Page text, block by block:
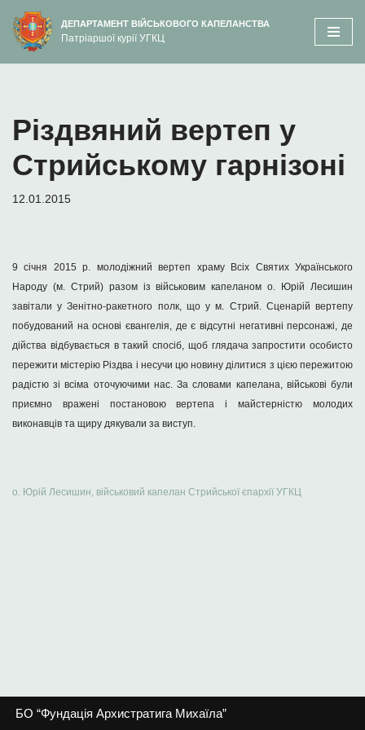
вмісту
Перейти
до
ДЕПАРТАМЕНТ ВІЙСЬКОВОГО КАПЕЛАНСТВА
Патріаршої курії УГКЦ
Різдвяний вертеп у
Стрийському гарнізоні
12.01.2015
9 січня 2015 р. молодіжний вертеп храму Всіх Святих Українського
Народу (м. Стрий) разом із військовим капеланом о. Юрій Лесишин
завітали у Зенітно-ракетного полк, що у м. Стрий. Сценарій вертепу
побудований на основі євангелія, де є відсутні негативні персонажі, де
дійства відбувається в такий спосіб, щоб глядача запростити особисто
пережити містерію Різдва і несучи цю новину ділитися з цією пережитою
радістю зі всіма оточуючими нас. За словами капелана, військові були
приємно вражені постановою вертепа і майстерністю молодих
виконавців та щиру дякували за виступ.
о. Юрій Лесишин, військовий капелан Стрийської єпархії УГКЦ
БО “Фундація Архистратига Михаїла”